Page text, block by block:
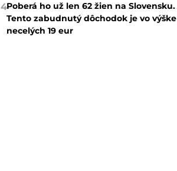
4Poberá ho už len 62 žien na Slovensku.
Tento zabudnutý dôchodok je vo výške
necelých 19 eur